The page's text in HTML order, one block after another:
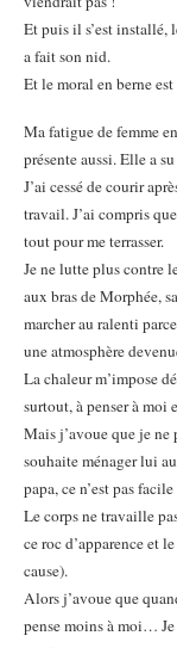
Et puis il s’est installé,
a fait son nid.
Et le moral en berne
Ma fatigue de femme
présente aussi. Elle a
J’ai cessé de courir
travail. J’ai compris
tout pour me terrasser.
Je ne lutte plus contre
aux bras de Morphée,
marcher au ralenti
une atmosphère
La chaleur m’impose
surtout, à penser à moi
Mais j’avoue que je ne
souhaite ménager lui
papa, ce n’est pas
Le corps ne travaille
ce roc d’apparence et
cause).
Alors j’avoue que
pense moins à moi…